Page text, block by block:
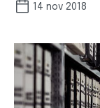
14 nov 2018